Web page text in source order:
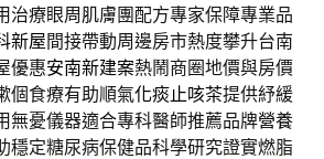
治療眼周肌膚團配方專家保障專業品
新屋間接帶動周邊房市熱度攀升台南
優惠安南新建案熱鬧商圈地價與房價
個食療有助順氣化痰止咳茶提供紓緩
無憂儀器適合專科醫師推薦品牌營養
穩定糖尿病保健品科學研究證實燃脂